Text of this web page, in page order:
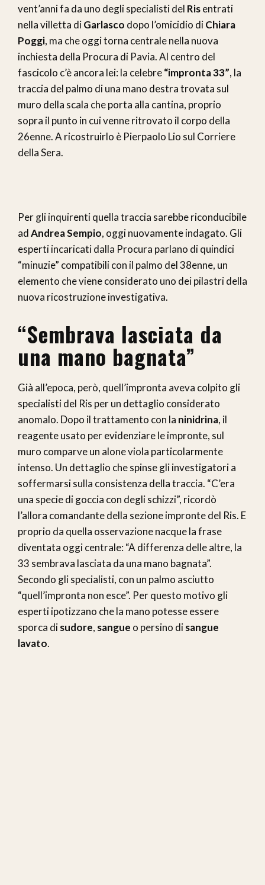
vent’anni fa da uno degli specialisti del Risentrati
nella villetta diGarlasco dopo l’omicidio diChiara
Poggi, ma che oggi torna centrale nella nuova
inchiesta della Procura di Pavia. Al centro del
fascicolo c’è ancora lei: la celebre“impronta 33”, la
traccia del palmo di una mano destra trovata sul
muro della scala che porta alla cantina, proprio
sopra il punto in cui venne ritrovato il corpo della
26enne. A ricostruirlo è Pierpaolo Lio sul Corriere
della Sera.
Per gli inquirenti quella traccia sarebbe riconducibile
adAndrea Sempio, oggi nuovamente indagato. Gli
esperti incaricati dalla Procura parlano di quindici
“minuzie” compatibili con il palmo del 38enne, un
elemento che viene considerato uno dei pilastri della
nuova ricostruzione investigativa.
“Sembrava lasciata da
una mano bagnata”
Già all’epoca, però, quell’impronta aveva colpito gli
specialisti del Ris per un dettaglio considerato
anomalo. Dopo il trattamento con la ninidrina, il
reagente usato per evidenziare le impronte, sul
muro comparve un alone viola particolarmente
intenso. Un dettaglio che spinse gli investigatori a
soffermarsi sulla consistenza della traccia. “C’era
una specie di goccia con degli schizzi”, ricordò
l’allora comandante della sezione impronte del Ris. E
proprio da quella osservazione nacque la frase
diventata oggi centrale: “A differenza delle altre, la
33 sembrava lasciata da una mano bagnata”.
Secondo gli specialisti, con un palmo asciutto
“quell’impronta non esce”. Per questo motivo gli
esperti ipotizzano che la mano potesse essere
sporca disudore, sangue o persino disangue
lavato.